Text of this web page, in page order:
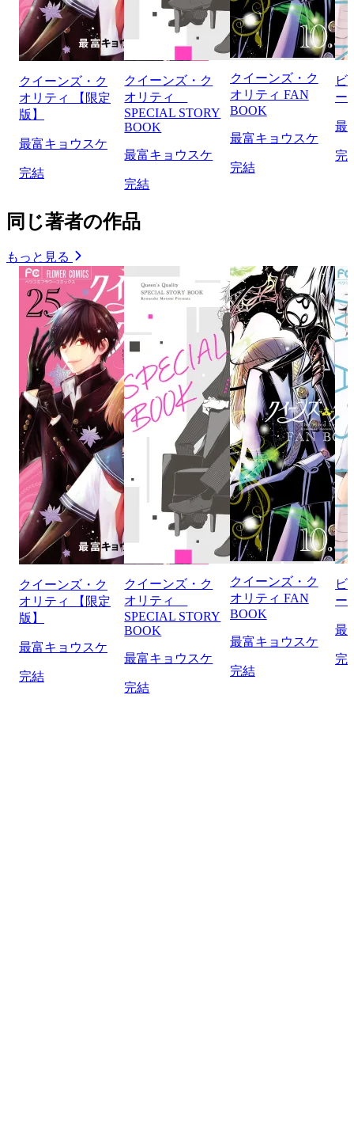
クイーンズ・ク
オリティ 【限定
版】
最富キョウスケ
完結
クイーンズ・ク
オリティ
SPECIAL STORY
BOOK
最富キョウスケ
完結
クイーンズ・ク
オリティ FAN
BOOK
最富キョウスケ
完結
ビ
ー
最
完
同じ著者の作品
もっと見る
クイーンズ・ク
オリティ 【限定
版】
最富キョウスケ
完結
クイーンズ・ク
オリティ
SPECIAL STORY
BOOK
最富キョウスケ
完結
クイーンズ・ク
オリティ FAN
BOOK
最富キョウスケ
完結
ビ
ー
最
完